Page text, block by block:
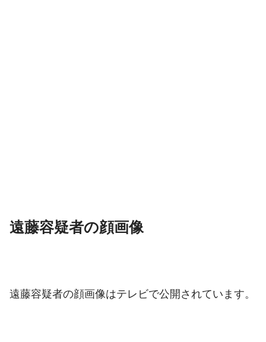
遠藤容疑者の顔画像
遠藤容疑者の顔画像はテレビで公開されています。